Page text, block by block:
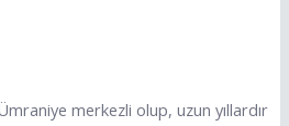
merkezli olup, uzun yıllardır